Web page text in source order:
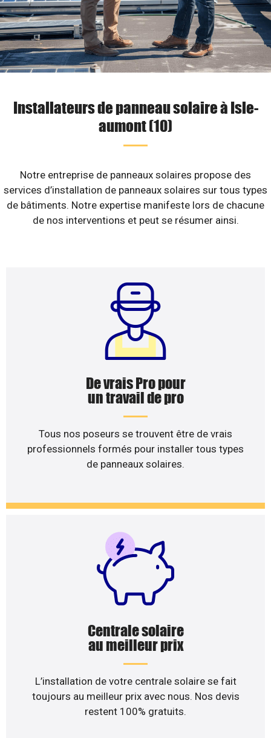
Installateurs de panneau solaire à Isle-
aumont (10)
Notre entreprise de panneaux solaires propose des
services d’installation de panneaux solaires sur tous types
de bâtiments. Notre expertise manifeste lors de chacune
de nos interventions et peut se résumer ainsi.
De vrais Pro pour
un travail de pro
Tous nos poseurs se trouvent être de vrais
professionnels formés pour installer tous types
de panneaux solaires.
Centrale solaire
au meilleur prix
L’installation de votre centrale solaire se fait
toujours au meilleur prix avec nous. Nos devis
restent 100% gratuits.